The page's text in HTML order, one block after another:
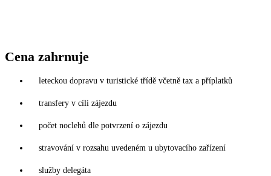
Cena zahrnuje
leteckou dopravu v turistické třídě včetně tax a příplatků
transfery v cíli zájezdu
počet noclehů dle potvrzení o zájezdu
stravování v rozsahu uvedeném u ubytovacího zařízení
služby delegáta